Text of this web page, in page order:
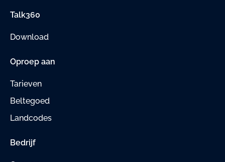
Talk360
Download
Oproep aan
Tarieven
Beltegoed
Landcodes
Bedrijf